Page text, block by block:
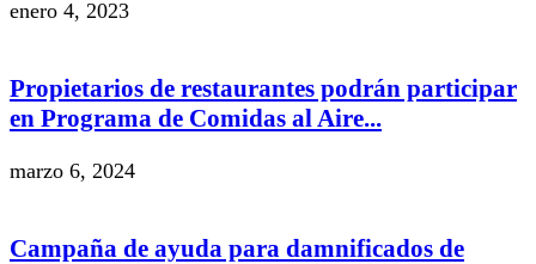
enero 4, 2023
Propietarios de restaurantes podrán participar
en Programa de Comidas al Aire...
marzo 6, 2024
Campaña de ayuda para damnificados de